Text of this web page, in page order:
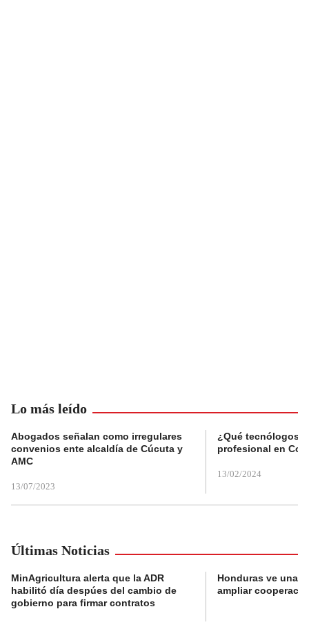
Lo más leído
Abogados señalan como irregulares
convenios ente alcaldía de Cúcuta y
AMC
13/07/2023
¿Qué tecnólogos
profesional en
13/02/2024
Últimas Noticias
MinAgricultura alerta que la ADR
habilitó día despúes del cambio de
gobierno para firmar contratos
Honduras ve una
ampliar